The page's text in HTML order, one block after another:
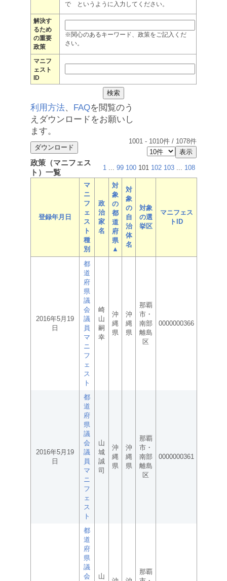
で というように入力してください。
解決す
るため
の重要
政策
※関心のあるキーワード、政策をご記入くだ
さい。
マニフ
ェスト
ID
利用方法、 FAQを閲覧のう
えダウンロードをお願いし
ます。
1001 - 1010件 / 1078件
政策（マニフェス
ト）一覧
1 ... 99 100 101 102 103 ... 108
登録年月日
マ
ニ
フ
ェ
ス
ト
種
別
政
治
家
名
対
象
の
都
道
府
県
▲
対
象
の
自
治
体
名
対象
の選
挙区
マニフェス
トID
2016年5月19
日
都
道
府
県
議
会
議
員
マ
ニ
フ
ェ
ス
ト
崎
山
嗣
幸
沖
縄
県
沖
縄
県
那覇
市・
南部
離島
区
0000000366
2016年5月19
日
都
道
府
県
議
会
議
員
マ
ニ
フ
ェ
ス
ト
山
城
誠
司
沖
縄
県
沖
縄
県
那覇
市・
南部
離島
区
0000000361
都
道
府
県
議
会
山
那覇